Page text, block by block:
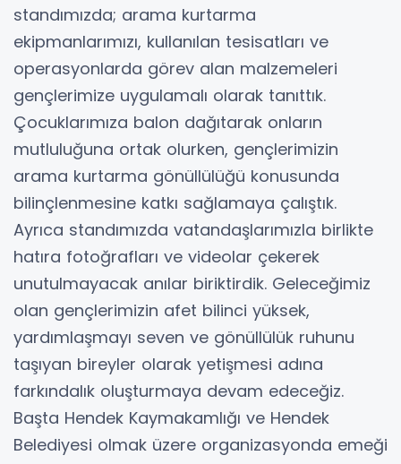
standımızda; arama kurtarma
ekipmanlarımızı, kullanılan tesisatları ve
operasyonlarda görev alan malzemeleri
gençlerimize uygulamalı olarak tanıttık.
Çocuklarımıza balon dağıtarak onların
mutluluğuna ortak olurken, gençlerimizin
arama kurtarma gönüllülüğü konusunda
bilinçlenmesine katkı sağlamaya çalıştık.
Ayrıca standımızda vatandaşlarımızla birlikte
hatıra fotoğrafları ve videolar çekerek
unutulmayacak anılar biriktirdik. Geleceğimiz
olan gençlerimizin afet bilinci yüksek,
yardımlaşmayı seven ve gönüllülük ruhunu
taşıyan bireyler olarak yetişmesi adına
farkındalık oluşturmaya devam edeceğiz.
Başta Hendek Kaymakamlığı ve Hendek
Belediyesi olmak üzere organizasyonda emeği